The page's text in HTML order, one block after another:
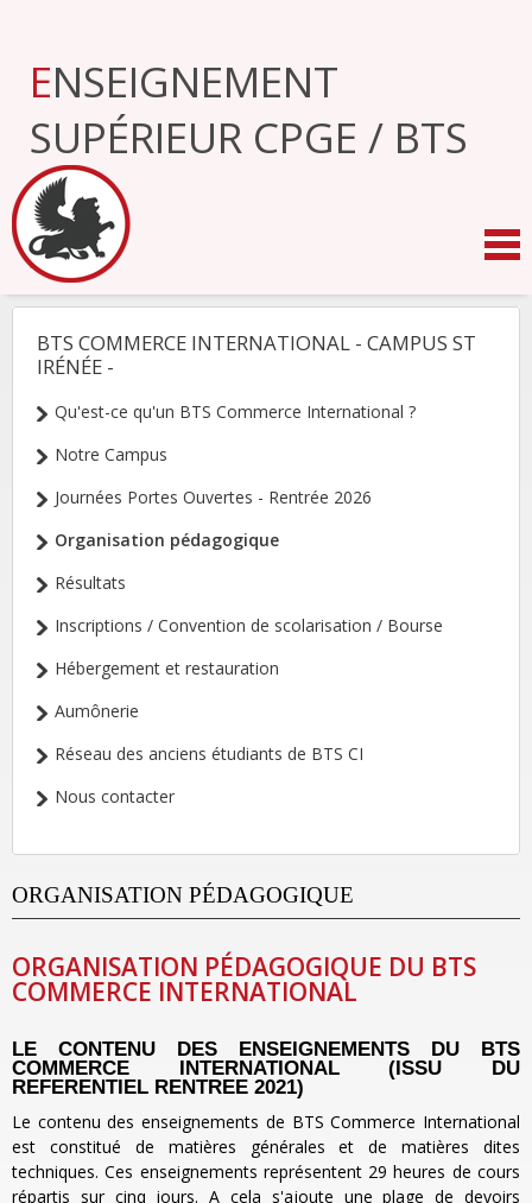
navigation
ENSEIGNEMENT
SUPÉRIEUR CPGE / BTS
NAVIGATION
BTS COMMERCE INTERNATIONAL - CAMPUS ST
IRÉNÉE -
Qu'est-ce qu'un BTS Commerce International ?
Notre Campus
Journées Portes Ouvertes - Rentrée 2026
Organisation pédagogique
Résultats
Inscriptions / Convention de scolarisation / Bourse
Hébergement et restauration
Aumônerie
Réseau des anciens étudiants de BTS CI
Nous contacter
ORGANISATION PÉDAGOGIQUE
ORGANISATION PÉDAGOGIQUE DU BTS
COMMERCE INTERNATIONAL
LE CONTENU DES ENSEIGNEMENTS DU BTS
COMMERCE INTERNATIONAL (ISSU DU
REFERENTIEL RENTREE 2021)
Le contenu des enseignements de BTS Commerce International
est constitué de matières générales et de matières dites
techniques. Ces enseignements représentent 29 heures de cours
répartis sur cinq jours. A cela s'ajoute une plage de devoirs